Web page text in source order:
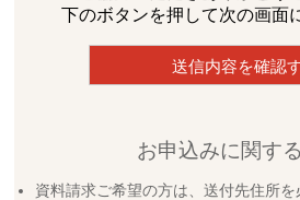
下のボタンを押して次の画面
お申込みに関す
資料請求ご希望の方は、送付先住所を